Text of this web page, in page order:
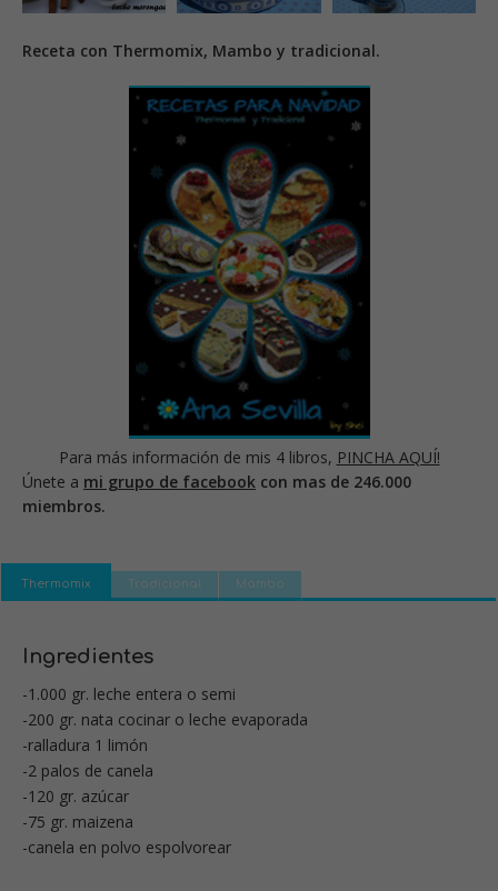
Receta con Thermomix, Mambo y tradicional.
Para más información de mis 4 libros, PINCHA AQUÍ!
Únete a mi grupo de facebook con mas de 246.000
miembros.
Thermomix Tradicional Mambo
Ingredientes
-1.000 gr. leche entera o semi
-200 gr. nata cocinar o leche evaporada
-ralladura 1 limón
-2 palos de canela
-120 gr. azúcar
-75 gr. maizena
-canela en polvo espolvorear